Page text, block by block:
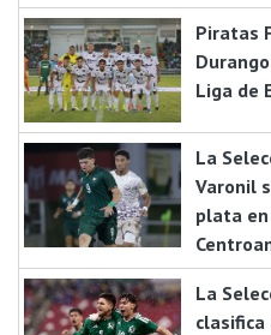
Piratas
Liga de
La
Varonil
plata en
La
clasifica